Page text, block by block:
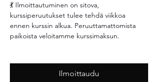
💃 Ilmoittautuminen on sitova,
kurssiperuutukset tulee tehdä viikkoa
ennen kurssin alkua. Peruuttamattomista
paikoista veloitamme kurssimaksun.
Ilmoittaudu